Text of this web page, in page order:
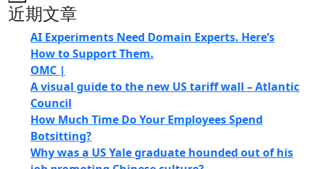
近期文章
AI Experiments Need Domain Experts. Here’s
How to Support Them.
OMC |
A visual guide to the new US tariff wall – Atlantic
Council
How Much Time Do Your Employees Spend
Botsitting?
Why was a US Yale graduate hounded out of his